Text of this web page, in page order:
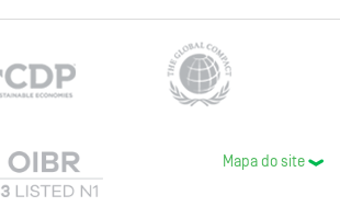
Mapa do site